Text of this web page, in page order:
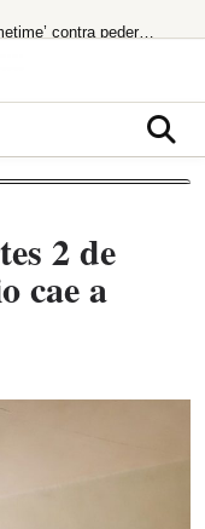
La brutal transformación en ‘Primetime’ contra pederastas
descuido mortal
de la UE
2 de
cae a